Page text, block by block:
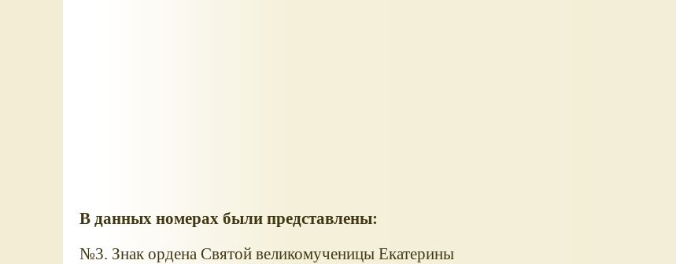
В данных номерах были представлены:
№3. Знак ордена Святой великомученицы Екатерины